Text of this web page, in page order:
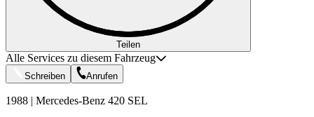
Teilen
Alle Services zu diesem Fahrzeug
Schreiben Anrufen
1988 | Mercedes-Benz 420 SEL